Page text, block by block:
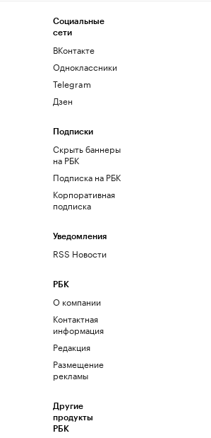
Социальные
сети
ВКонтакте
Одноклассники
Telegram
Дзен
Подписки
Скрыть баннеры
на РБК
Подписка на РБК
Корпоративная
подписка
Уведомления
RSS Новости
РБК
О компании
Контактная
информация
Редакция
Размещение
рекламы
Другие
продукты
РБК